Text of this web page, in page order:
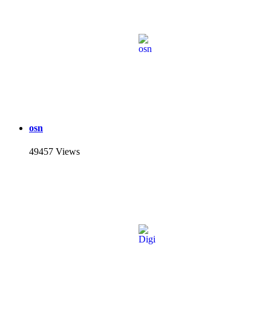
osn
49457 Views